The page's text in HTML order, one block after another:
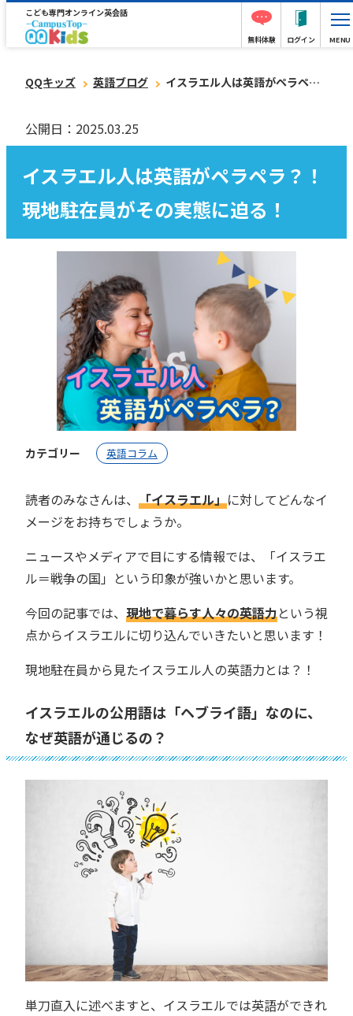
こども専門オンライン英会話
無料体験 ログイン MENU
QQキッズ 英語ブログ イスラエル人は英語がペラペラ？！現地駐在員がその実態に迫る！
公開日：2025.03.25
イスラエル人は英語がペラペラ？！
現地駐在員がその実態に迫る！
カテゴリー 英語コラム
読者のみなさんは、 「イスラエル」に対してどんなイ
メージをお持ちでしょうか。
ニュースやメディアで目にする情報では、「イスラエ
ル＝戦争の国」という印象が強いかと思います。
今回の記事では、 現地で暮らす人々の英語力という視
点からイスラエルに切り込んでいきたいと思います！
現地駐在員から見たイスラエル人の英語力とは？！
イスラエルの公用語は「ヘブライ語」なのに、
なぜ英語が通じるの？
単刀直入に述べますと、イスラエルでは英語ができれ